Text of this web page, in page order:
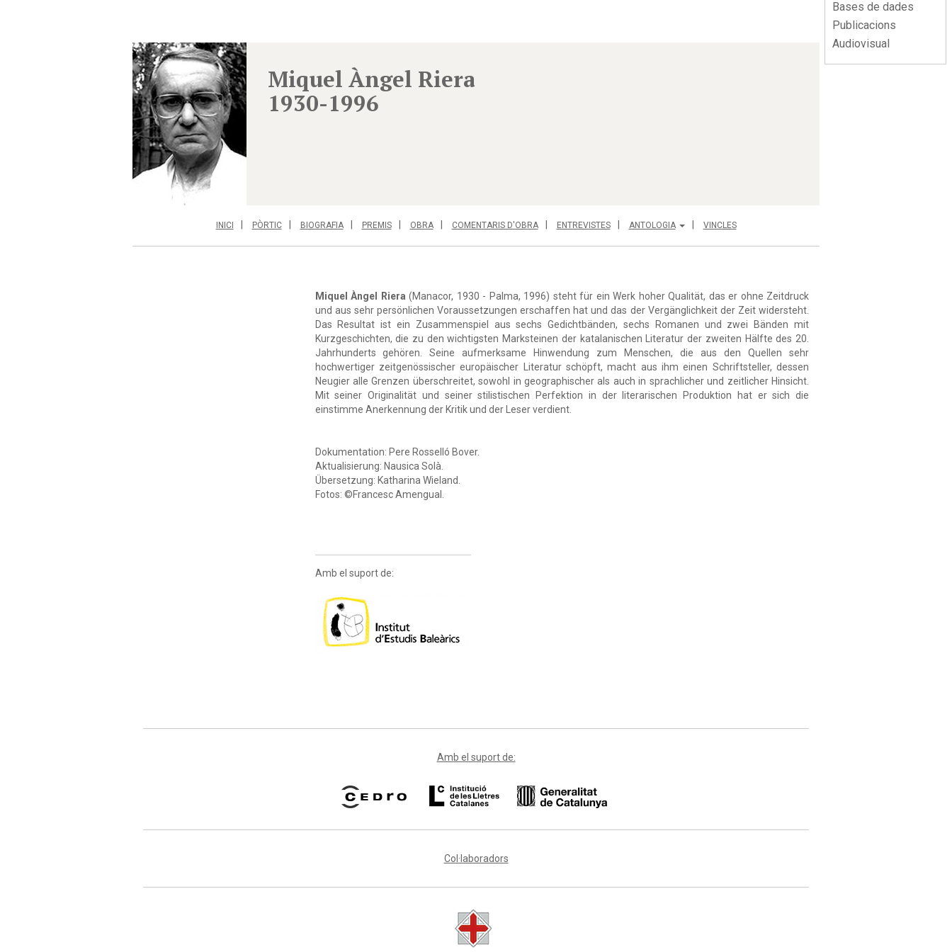
Bases de dades
Publicacions
Audiovisual
Miquel Àngel Riera
1930-1996
INICI PÒRTIC BIOGRAFIA PREMIS OBRA COMENTARIS D'OBRA ENTREVISTES ANTOLOGIA VINCLES
Miquel Àngel Riera (Manacor, 1930 - Palma, 1996) steht für ein Werk hoher Qualität, das er ohne Zeitdruck
und aus sehr persönlichen Voraussetzungen erschaffen hat und das der Vergänglichkeit der Zeit widersteht.
Das Resultat ist ein Zusammenspiel aus sechs Gedichtbänden, sechs Romanen und zwei Bänden mit
Kurzgeschichten, die zu den wichtigsten Marksteinen der katalanischen Literatur der zweiten Hälfte des 20.
Jahrhunderts gehören. Seine aufmerksame Hinwendung zum Menschen, die aus den Quellen sehr
hochwertiger zeitgenössischer europäischer Literatur schöpft, macht aus ihm einen Schriftsteller, dessen
Neugier alle Grenzen überschreitet, sowohl in geographischer als auch in sprachlicher und zeitlicher Hinsicht.
Mit seiner Originalität und seiner stilistischen Perfektion in der literarischen Produktion hat er sich die
einstimme Anerkennung der Kritik und der Leser verdient.
Dokumentation: Pere Rosselló Bover.
Aktualisierung: Nausica Solà.
Übersetzung: Katharina Wieland.
Fotos: ©Francesc Amengual.
Amb el suport de:
Amb el suport de:
Col·laboradors